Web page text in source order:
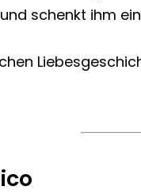
schenkt ihm